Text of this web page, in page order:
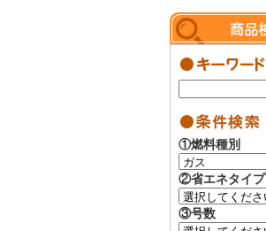
①燃料種別
②省エネタイプ
③号数